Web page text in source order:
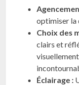
optimiser la
Choix des
clairs et
Éclairage :